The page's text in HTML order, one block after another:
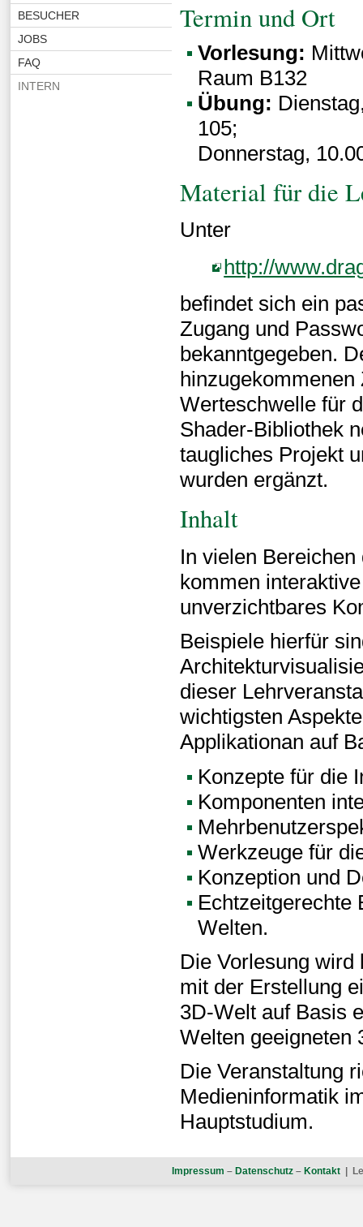
BESUCHER
JOBS
FAQ
INTERN
Termin und Ort
Vorlesung:
Raum B132
Übung:
105;
Donnerstag,
Material für die
Unter
http://
befindet sich ein
Zugang und
bekanntgegeben.
Werteschwelle für
Shader-Bibliothek
taugliches Projekt
wurden ergänzt.
Inhalt
In vielen
kommen
unverzichtbares
Beispiele hierfür
dieser
wichtigsten
Applikationan auf
Konzepte für die
Komponenten
Werkzeuge für
Konzeption und
Echtzeitgerechte
Welten.
Die Vorlesung wird
mit der Erstellung
3D-Welt auf Basis
Welten geeigneten
Die Veranstaltung
Medieninformatik
Hauptstudium.
Impressum – Datenschutz– Kontakt|